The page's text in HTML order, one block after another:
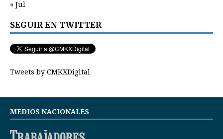
« Jul
SEGUIR EN TWITTER
Tweets by CMKXDigital
MEDIOS NACIONALES